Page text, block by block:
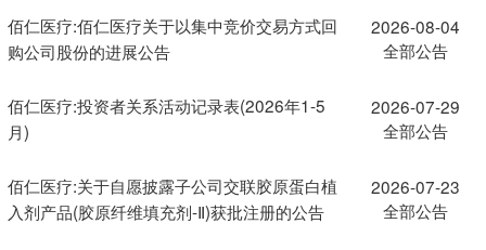
佰仁医疗:佰仁医疗关于以集中竞价交易方式回
购公司股份的进展公告
2026-08-04
全部公告
佰仁医疗:投资者关系活动记录表(2026年1-5
月)
2026-07-29
全部公告
佰仁医疗:关于自愿披露子公司交联胶原蛋白植
入剂产品(胶原纤维填充剂-Ⅱ)获批注册的公告
2026-07-23
全部公告